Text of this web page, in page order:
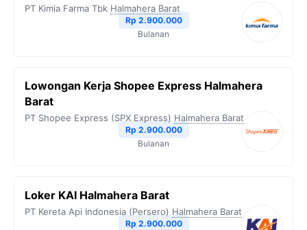
PT Kimia Farma Tbk Halmahera Barat
Rp 2.900.000
Bulanan
Lowongan Kerja Shopee Express Halmahera
Barat
PT Shopee Express (SPX Express) Halmahera Barat
Rp 2.900.000
Bulanan
Loker KAI Halmahera Barat
PT Kereta Api Indonesia (Persero) Halmahera Barat
Rp 2.900.000